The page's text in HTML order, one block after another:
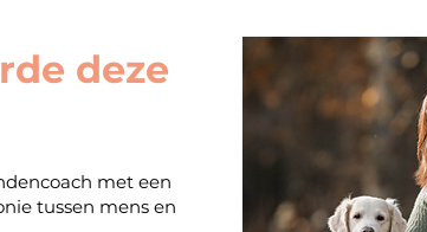
deze
met een
tussen mens en